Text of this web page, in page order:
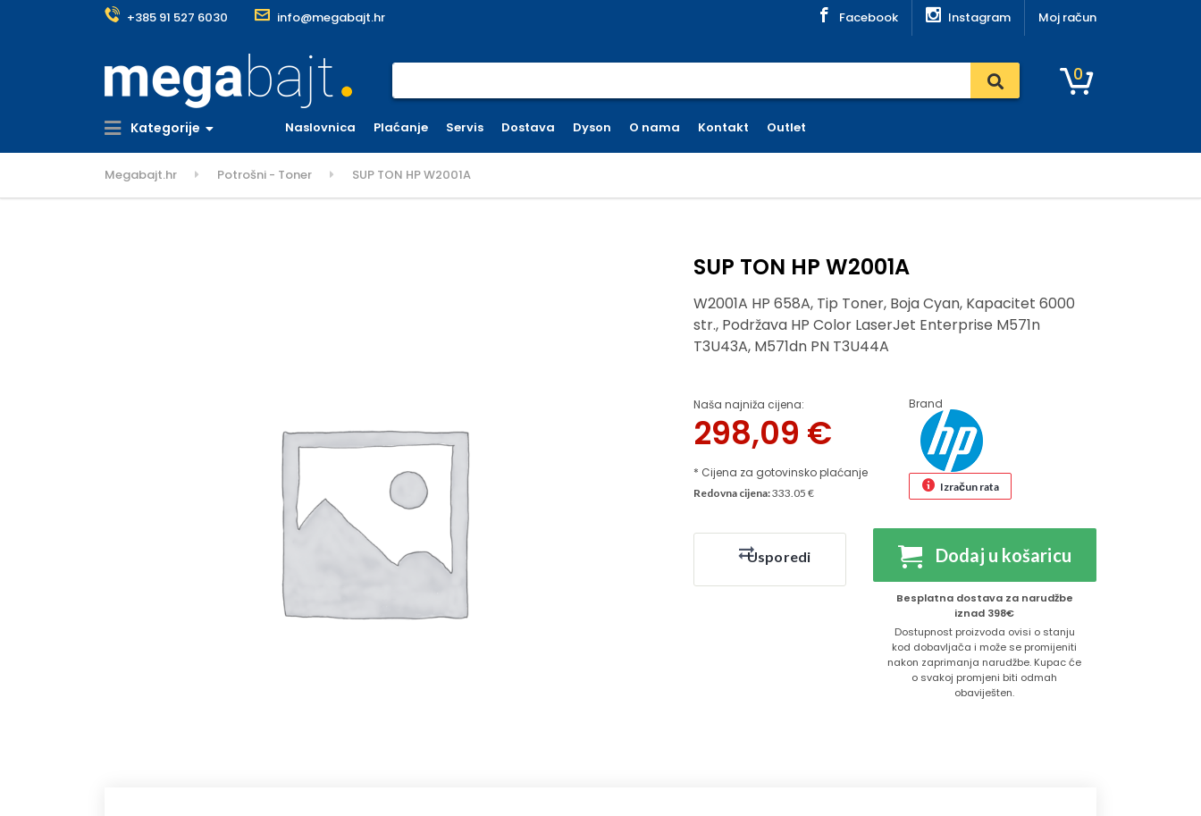
+385 91 527 6030 info@megabajt.hr Facebook Instagram Moj račun
0
Kategorije Naslovnica Plaćanje Servis Dostava Dyson O nama Kontakt Outlet
Megabajt.hr Potrošni - Toner SUP TON HP W2001A
SUP TON HP W2001A
W2001A HP 658A, Tip Toner, Boja Cyan, Kapacitet 6000
str., Podržava HP Color LaserJet Enterprise M571n
T3U43A, M571dn PN T3U44A
Naša najniža cijena:
298,09 €
* Cijena za gotovinsko plaćanje
Brand
Redovna cijena:333.05 € Izračun rata
Usporedi Dodaj u košaricu
Besplatna dostava za narudžbe
iznad 398€
Dostupnost proizvoda ovisi o stanju
kod dobavljača i može se promijeniti
nakon zaprimanja narudžbe. Kupac će
o svakoj promjeni biti odmah
obaviješten.